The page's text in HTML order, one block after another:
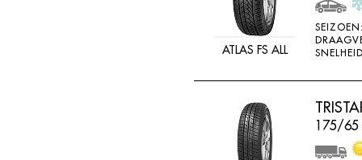
ATLAS FS ALL
175/65